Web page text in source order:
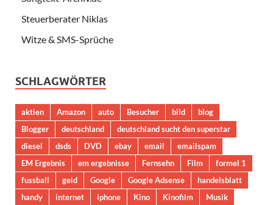
Steuerberater Niklas
Witze & SMS-Sprüche
SCHLAGWÖRTER
aktien Amazon auto Besucher bild
blog
Blogger
deutschland
deutschland sucht den superstar
diesel
dsds DVD ebay email
emailspam
EM Ergebnis
em ergebnisse Fernsehn Film
formel 1
fussball
geld Google Google Adsense
handelsblatt
handy
internet iphone Kino Kinofilm
Musik